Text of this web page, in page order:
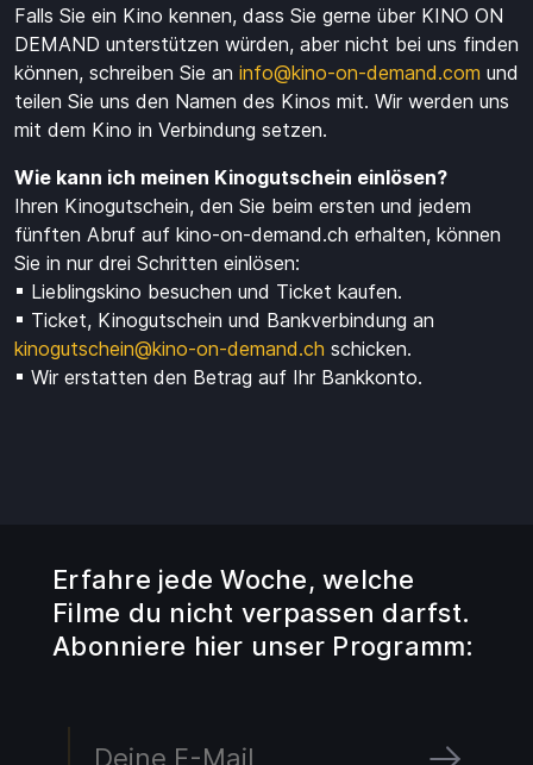
Falls Sie ein Kino kennen, dass Sie gerne über KINO ON
DEMAND unterstützen würden, aber nicht bei uns finden
können, schreiben Sie an info@kino-on-demand.com und
teilen Sie uns den Namen des Kinos mit. Wir werden uns
mit dem Kino in Verbindung setzen.
Wie kann ich meinen Kinogutschein einlösen?
Ihren Kinogutschein, den Sie beim ersten und jedem
fünften Abruf auf kino-on-demand.ch erhalten, können
Sie in nur drei Schritten einlösen:
▪ Lieblingskino besuchen und Ticket kaufen.
▪ Ticket, Kinogutschein und Bankverbindung an
kinogutschein@kino-on-demand.ch schicken.
▪ Wir erstatten den Betrag auf Ihr Bankkonto.
Erfahre jede Woche, welche
Filme du nicht verpassen darfst.
Abonniere hier unser Programm: